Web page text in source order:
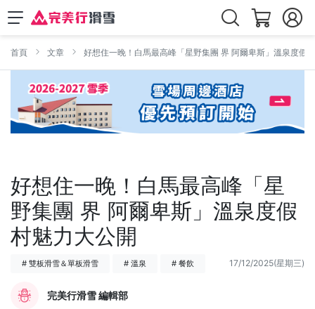
首頁 文章 好想住一晚！白馬最高峰「星野集團 界 阿爾卑斯」溫泉度假
好想住一晚！白馬最高峰「星
野集團 界 阿爾卑斯」溫泉度假
村魅力大公開
# 雙板滑雪＆單板滑雪 # 溫泉 # 餐飲 17/12/2025(星期三)
完美行滑雪 編輯部